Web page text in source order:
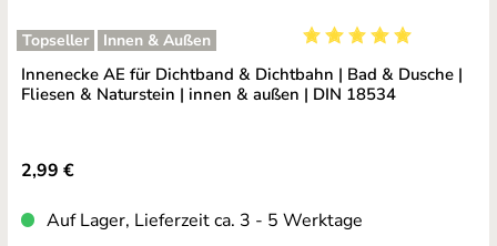
Topseller Innen & Außen
Durchschnittliche
Innenecke AE für Dichtband & Dichtbahn | Bad & Dusche |
Fliesen & Naturstein | innen & außen | DIN 18534
Regulärer Preis:
2,99 €
Auf Lager, Lieferzeit ca. 3 - 5 Werktage